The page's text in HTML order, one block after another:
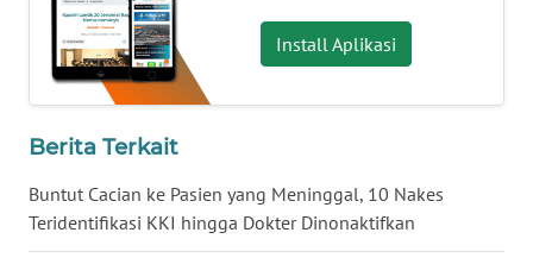
Install Aplikasi
Berita Terkait
Buntut Cacian ke Pasien yang Meninggal, 10 Nakes
Teridentifikasi KKI hingga Dokter Dinonaktifkan
WN
BABEL
WN
WN
SUMSEL